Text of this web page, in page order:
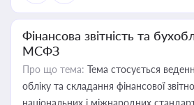
Фінансова звітність та
МСФЗ
Про що тема: Тема стосується
обліку та складання фінансової
національних і міжнародних